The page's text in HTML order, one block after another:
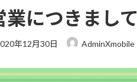
につきまして
年12月30日 AdminXmobile